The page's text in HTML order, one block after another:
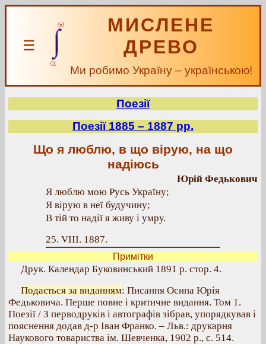
☰
МИСЛЕНЕ
ДРЕВО
Ми робимо Україну – українською!
Поезії
Поезії 1885 – 1887 рр.
Що я люблю, в що вірую, на що
надіюсь
Юрій Федькович
Я люблю мою Русь Україну;
Я вірую в неї будучину;
В тій то надії я живу і умру.
25. VIII. 1887.
Примітки
Друк. Календар Буковинський 1891 р. стор. 4.
Подається за виданням: Писання Осипа Юрія
Федьковича. Перше повне і критичне видання. Том 1.
Поезії / З перводруків і автографів зібрав, упорядкував і
пояснення додав д-р Іван Франко. – Льв.: друкарня
Наукового товариства ім. Шевченка, 1902 р., с. 514.